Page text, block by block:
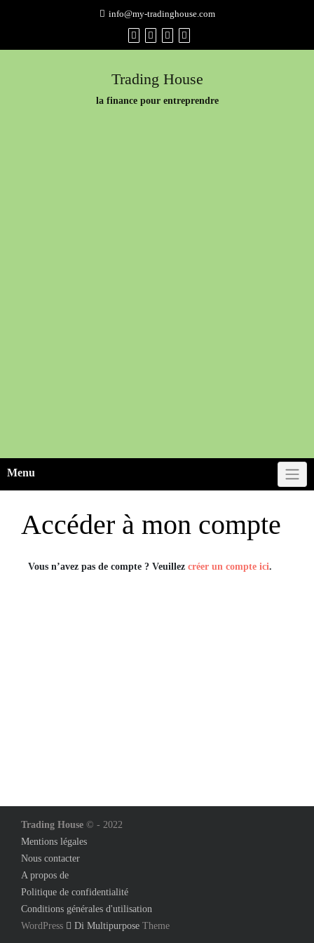
info@my-tradinghouse.com
Trading House
la finance pour entreprendre
Menu
Accéder à mon compte
Vous n’avez pas de compte ? Veuillez créer un compte ici.
Trading House © - 2022
Mentions légales
Nous contacter
A propos de
Politique de confidentialité
Conditions générales d'utilisation
WordPress
Di Multipurpose Theme